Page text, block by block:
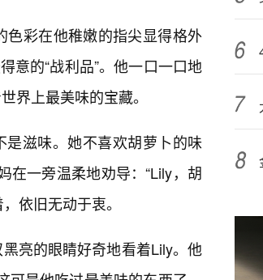
色彩在他稚嫩的指尖显得格外
意的“战利品”。他一口一口地
界上最美味的宝藏。
滋味。她不喜欢胡萝卜的味
在一旁温柔地劝导：“Lily，胡
依旧无动于衷。
亮的眼睛好奇地看着Lily。他